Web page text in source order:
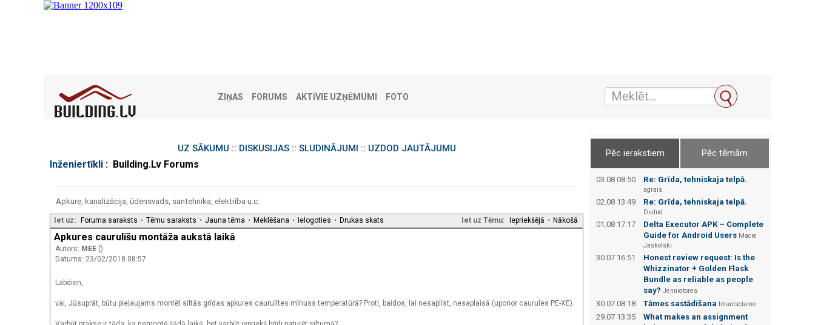
ZIŅAS FORUMS AKTĪVIE UZŅĒMUMI FOTO
UZ SĀKUMU :: DISKUSIJAS:: SLUDINĀJUMI :: UZDOD JAUTĀJUMU
Inženiertīkli : Building.Lv Forums
Apkure, kanalizācija, ūdensvads, santehnika, elektrība u.c.
Iet uz Tēmu: Iepriekšējā • Nākošā
Iet uz: Foruma saraksts • Tēmu saraksts • Jauna tēma • Meklēšana • Ielogoties • Drukas skats
Apkures caurulīšu montāža aukstā laikā
Autors: MEE ()
Datums: 23/02/2018 08:57
Labdien,
vai, Jūsuprāt, būtu pieļaujams montēt siltās grīdas apkures caurulītes mīnuss temperatūrā? Proti, baidos, lai nesaplīst, nesaplaisā (uponor caurules PE-XE).
Pēc ierakstiem Pēc tēmām
03.08 08:50 Re: Grīda, tehniskaja telpā.
agrais
02.08 13:49 Re: Grīda, tehniskaja telpā.
Dudud
01.08 17:17
Delta Executor APK – Complete
Guide for Android Users Macie
Jaskolski
30.07 16:51
Honest review request: Is the
Whizzinator + Golden Flask
Bundle as reliable as people
say? Jennietores
30.07 08:18 Tāmes sastādīšana Imantsctame
29.07 13:35
What makes an assignment